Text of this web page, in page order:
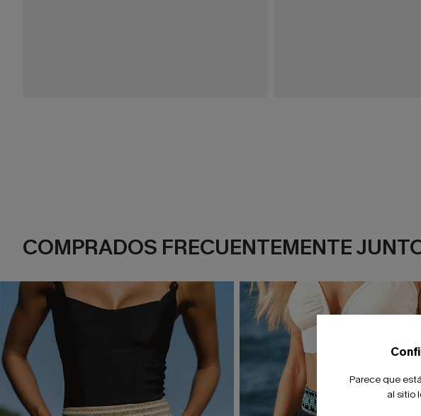
COMPRADOS FRECUENTEMENTE
Parece que
al sitio